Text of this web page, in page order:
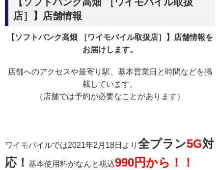
【ソフトバンク高畑 ［ワイモバイル取扱
店］】店舗情報
【ソフトバンク高畑 ［ワイモバイル取扱店］】店舗情報を
お届けします。
店舗へのアクセスや最寄り駅、基本営業日と時間などを掲
載しています。
（店舗では予約が必要なことがあります）
ワイモバイルでは2021年2月18日より 全プラン5G対
応！ 基本使用料がなんと税込990円から！！